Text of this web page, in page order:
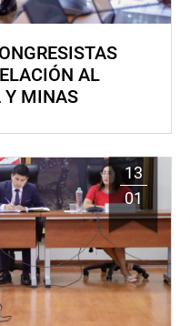
AL
Y MINAS
13
01